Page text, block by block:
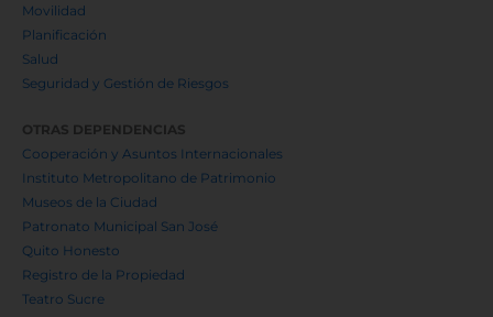
Movilidad
Planificación
Salud
Seguridad y Gestión de Riesgos
OTRAS DEPENDENCIAS
Cooperación y Asuntos Internacionales
Instituto Metropolitano de Patrimonio
Museos de la Ciudad
Patronato Municipal San José
Quito Honesto
Registro de la Propiedad
Teatro Sucre